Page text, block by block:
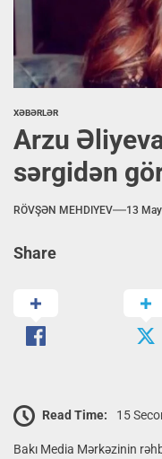
XƏBƏRLƏR
Arzu
sərgidən
RÖVŞƏN MEHDIYEV 13
Share
Read Time: 15
Bakı Media Mərkəzinin